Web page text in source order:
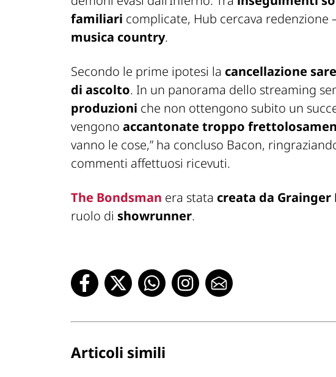
familiari complicate, Hub cercava
musica country.
Secondo le prime ipotesi la cancellazione
di ascolto. In un panorama dello streaming
produzioni che non ottengono subito un
vengono accantonate troppo
vanno le cose,” ha concluso Bacon,
commenti affettuosi ricevuti.
The Bondsman era stata creata da Grainger
ruolo di showrunner.
Articoli simili